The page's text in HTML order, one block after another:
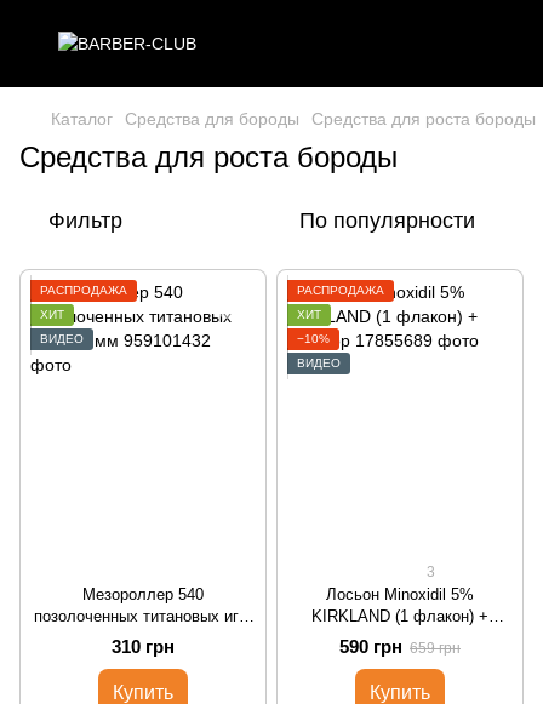
Каталог Средства для бороды Средства для роста бороды
Средства для роста бороды
Фильтр По популярности
РАСПРОДАЖА
ХИТ
ВИДЕО
Мезороллер 540
позолоченных титановых игл,
1.5 мм
310 грн
Купить
РАСПРОДАЖА
ХИТ
−10%
ВИДЕО
3
Лосьон Minoxidil 5%
KIRKLAND (1 флакон) +
дозатор
590 грн 659 грн
Купить